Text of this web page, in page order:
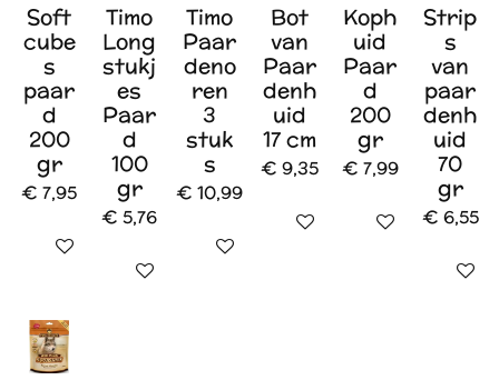
Soft
cube
s
paar
d
200
gr
€ 7,95
In winkelwagen
Timo
Long
stukj
es
Paar
d
100
gr
€ 5,76
In winkelwagen
Timo
Paar
deno
ren
3
stuk
s
€ 10,99
In winkelwagen
Bot
van
Paar
denh
uid
17 cm
€ 9,35
In winkelwagen
Koph
uid
Paar
d
200
gr
€ 7,99
In winkelwagen
Strip
s
van
paar
denh
uid
70
gr
€ 6,55
In